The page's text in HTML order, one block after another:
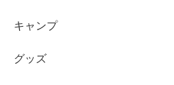
キャンプ
グッズ